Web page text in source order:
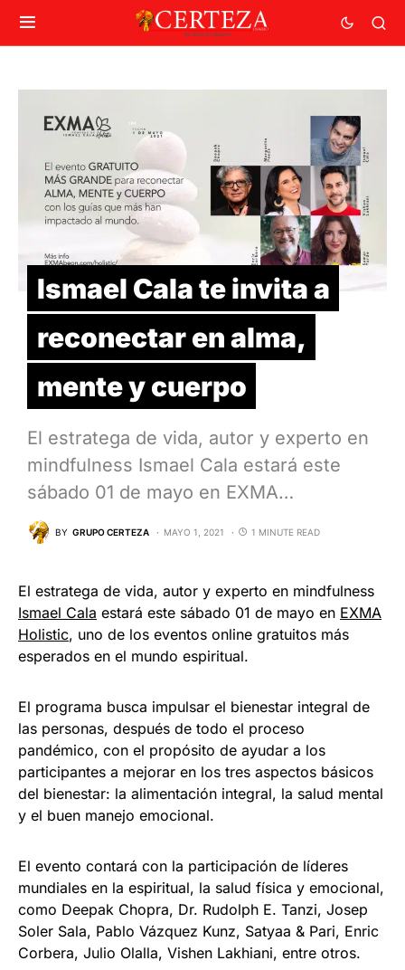
Ismael Cala te invita a
reconectar en alma,
mente y cuerpo
El estratega de vida, autor y experto en
mindfulness Ismael Cala estará este
sábado 01 de mayo en EXMA…
BY GRUPO CERTEZA MAYO 1, 2021 1 MINUTE READ
El estratega de vida, autor y experto en mindfulness
Ismael Cala estará este sábado 01 de mayo en EXMA
Holistic, uno de los eventos online gratuitos más
esperados en el mundo espiritual.
El programa busca impulsar el bienestar integral de
las personas, después de todo el proceso
pandémico, con el propósito de ayudar a los
participantes a mejorar en los tres aspectos básicos
del bienestar: la alimentación integral, la salud mental
y el buen manejo emocional.
El evento contará con la participación de líderes
mundiales en la espiritual, la salud física y emocional,
como Deepak Chopra, Dr. Rudolph E. Tanzi, Josep
Soler Sala, Pablo Vázquez Kunz, Satyaa & Pari, Enric
Corbera, Julio Olalla, Vishen Lakhiani, entre otros.